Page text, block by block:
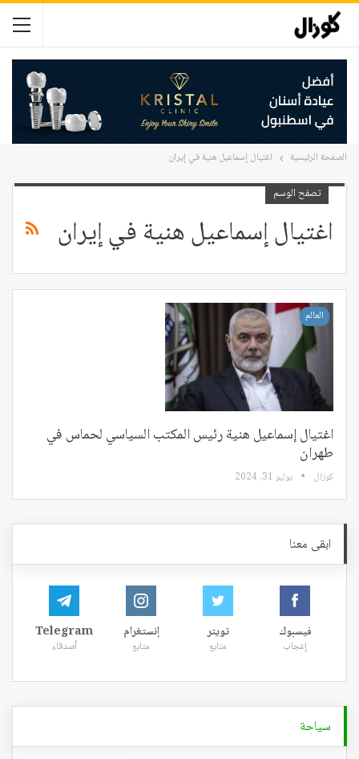
الصفحة الرئيسية اغتيال إسماعيل هنية في إيران
تصفح الوسم
اغتيال إسماعيل هنية في إيران
العالم
اغتيال إسماعيل هنية رئيس المكتب السياسي لحماس في
طهران
كوزال يوليو 31, 2024
ابقى معنا
فيسبوك
إعجاب
تويتر
متابع
إنستغرام
متابع
Telegram
أصدقاء
سياحة